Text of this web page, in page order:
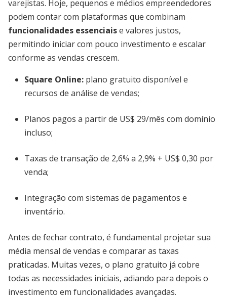
varejistas. Hoje, pequenos e médios empreendedores
podem contar com plataformas que combinam
funcionalidades essenciaise valores justos,
permitindo iniciar com pouco investimento e escalar
conforme as vendas crescem.
Square Online: plano gratuito disponível e
recursos de análise de vendas;
Planos pagos a partir de US$ 29/mês com domínio
incluso;
Taxas de transação de 2,6% a 2,9% + US$ 0,30 por
venda;
Integração com sistemas de pagamentos e
inventário.
Antes de fechar contrato, é fundamental projetar sua
média mensal de vendas e comparar as taxas
praticadas. Muitas vezes, o plano gratuito já cobre
todas as necessidades iniciais, adiando para depois o
investimento em funcionalidades avançadas.